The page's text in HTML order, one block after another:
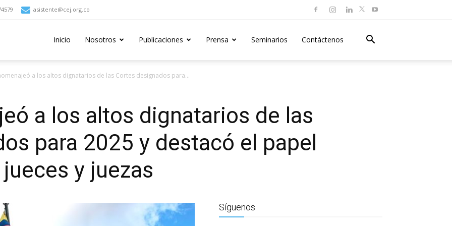
asistente@cej.org.co
Inicio Nosotros Publicaciones Prensa Seminarios Contáctenos
homenajeó a los altos dignatarios de las Cortes designados para...
a los altos dignatarios de las
para 2025 y destacó el papel
y juezas
Síguenos